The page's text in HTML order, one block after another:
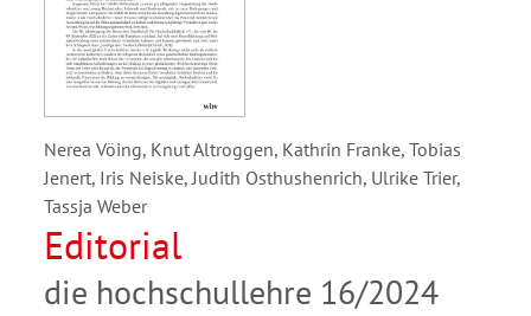
Nerea Vöing, Knut Altroggen, Kathrin Franke, Tobias
Jenert, Iris Neiske, Judith Osthushenrich, Ulrike Trier,
Tassja Weber
Editorial
die hochschullehre 16/2024